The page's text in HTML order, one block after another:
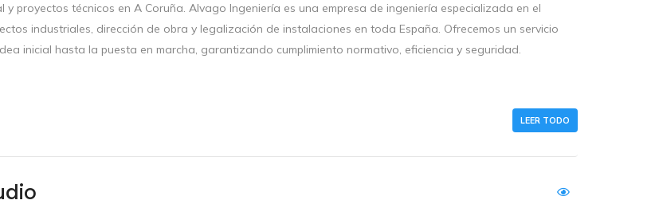
y proyectos técnicos en A Coruña. Alvago Ingeniería es una empresa de ingeniería especializada en el
industriales, dirección de obra y legalización de instalaciones en toda España. Ofrecemos un servicio
inicial hasta la puesta en marcha, garantizando cumplimiento normativo, eficiencia y seguridad.
LEER TODO